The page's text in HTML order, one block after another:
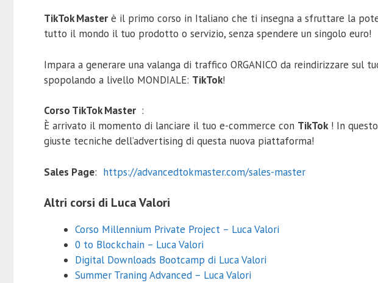
TikTok Master è il primo corso in Italiano che ti insegna a sfruttare la
tutto il mondo il tuo prodotto o servizio, senza spendere un singolo euro!
Impara a generare una valanga di traffico ORGANICO da reindirizzare
spopolando a livello MONDIALE: TikTok!
Corso TikTok Master :
È arrivato il momento di lanciare il tuo e-commerce con TikTok! In
giuste tecniche dell’advertising di questa nuova piattaforma!
Sales Page: https://advancedtokmaster.com/sales-master
Altri corsi di Luca Valori
Corso Millennium Private Project – Luca Valori
0 to Blockchain – Luca Valori
Digital Downloads Bootcamp di Luca Valori
Summer Traning Advanced – Luca Valori